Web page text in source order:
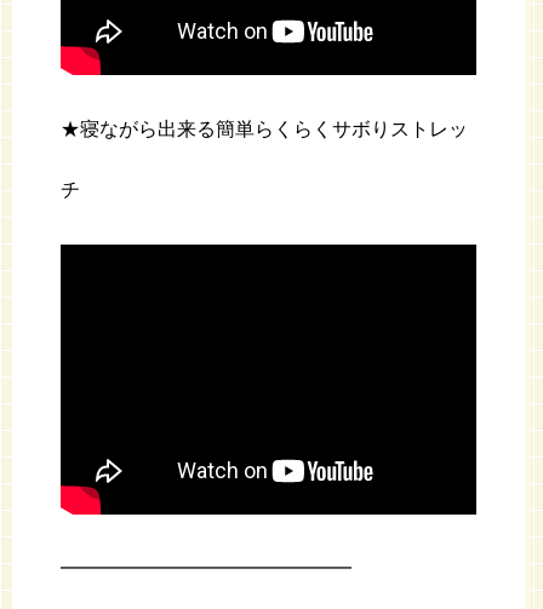
★寝ながら出来る簡単らくらくサボりストレッ
チ
━━━━━━━━━━━━━━━